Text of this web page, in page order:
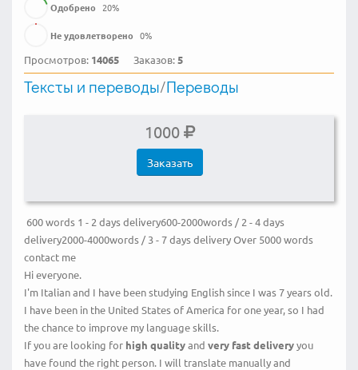
Одобрено 20%
Не удовлетворено 0%
Просмотров: 14065 Заказов:5
Тексты и переводы/Переводы
1000
Заказать
600 words 1 - 2 days delivery600-2000words / 2 - 4 days
delivery2000-4000words / 3 - 7 days delivery Over 5000 words
contact me
Hi everyone.
I'm Italian and I have been studying English since I was 7 years old.
I have been in the United States of America for one year, so I had
the chance to improve my language skills.
If you are looking for high qualityand very fast deliveryyou
have found the right person. I will translate manually and